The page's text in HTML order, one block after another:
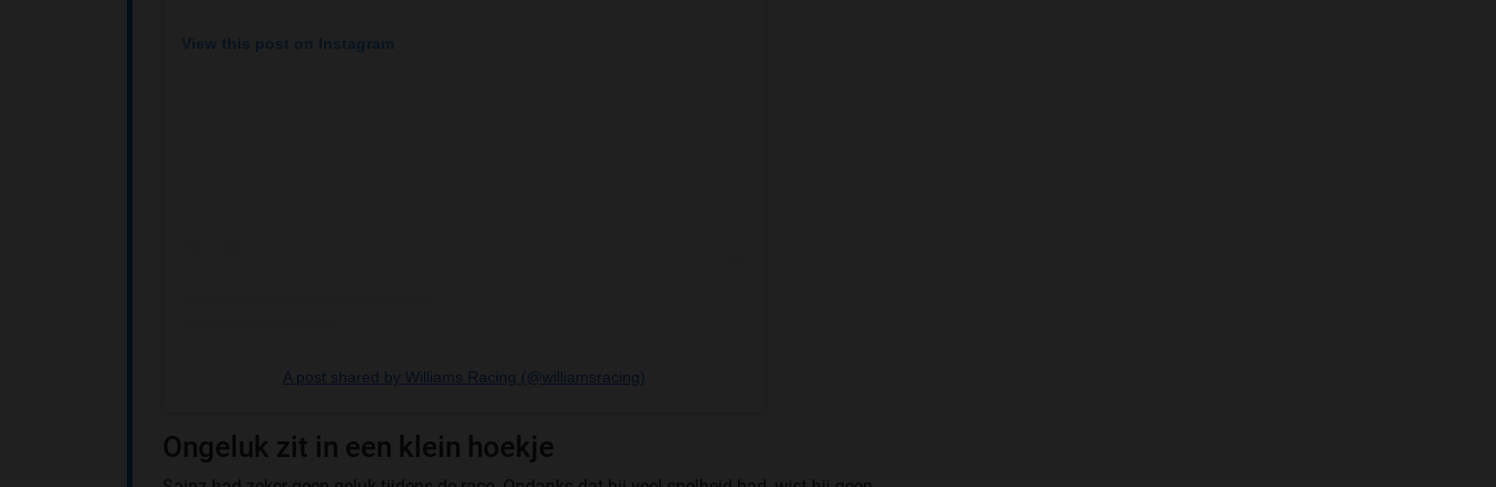
View this post on Instagram
A post shared by Williams Racing (@williamsracing)
Ongeluk zit in een klein hoekje